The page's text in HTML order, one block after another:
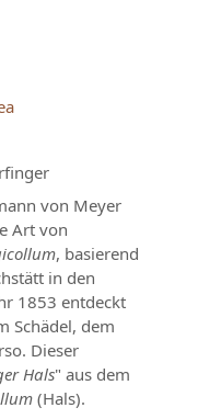
von Meyer
Art von
, basierend
in den
1853 entdeckt
Schädel, dem
Dieser
Hals" aus dem
(Hals).